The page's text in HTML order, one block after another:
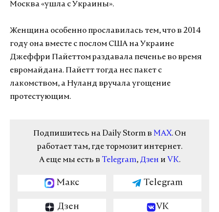
Москва «ушла с Украины».
Женщина особенно прославилась тем, что в 2014
году она вместе с послом США на Украине
Джеффри Пайеттом раздавала печенье во время
евромайдана. Пайетт тогда нес пакет с
лакомством, а Нуланд вручала угощение
протестующим.
Подпишитесь на Daily Storm в MAX. Он
работает там, где тормозит интернет.
А еще мы есть в Telegram, Дзен и VK.
Макс Telegram
Дзен VK